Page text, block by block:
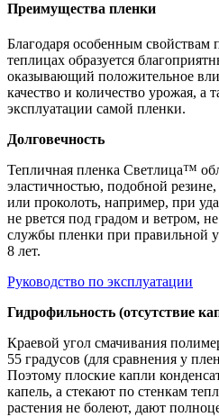
Преимущества пленки
Благодаря особенным
теплицах образуется
оказывающий положительное
качество и количество урожая, а
эксплуатации самой пленки.
Долговечность
Тепличная пленка Светлица™
эластичностью, подобной
или проколоть, например, при
не рвется под градом и ветром,
службы пленки при правильной
8 лет.
Руководство по эксплуатации
Гидрофильность (отсутствие
Краевой угол смачивания
55 градусов (для сравнения у
Поэтому плоские капли
капель, а стекают по стенкам
растения не болеют, дают